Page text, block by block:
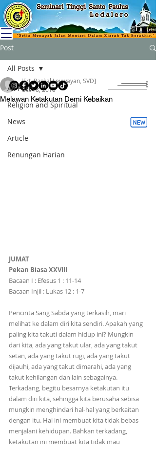
Post
All Posts
Religion and Spiritual
News
Article
Renungan Harian
All Posts
Melawan Ketakutan Demi Kebaikan
[Frt. Paskal Leuwayan, SVD]
Oct 18, 2018
JUMAT
Pekan Biasa XXVIII
Bacaan I : Efesus 1 : 11-14
Bacaan Injil : Lukas 12 : 1-7
Pencinta Sang Sabda yang terkasih, mari
melihat ke dalam diri kita sendiri. Apakah yang
paling kita takuti dalam hidup ini? Mungkin
dari kita, ada yang takut ular, ada yang takut
setan, ada yang takut rugi, ada yang takut
dijauhi, ada yang takut dimarahi, ada yang
takut kehilangan dan lain sebagainya.
Terkadang, begitu besarnya ketakutan itu
dalam diri kita, sehingga kita berusaha sebisa
mungkin menghindari hal-hal yang berkaitan
dengan itu. Hal ini membuat kita tidak bebas
menjalani kehidupan. Bahkan terkadang,
ketakutan ini membuat kita tidak mau